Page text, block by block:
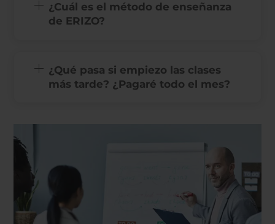
¿Cuál es el método de enseñanza
de ERIZO?
¿Qué pasa si empiezo las clases
más tarde? ¿Pagaré todo el mes?